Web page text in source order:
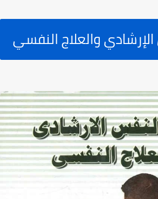
والعلاج النفسي